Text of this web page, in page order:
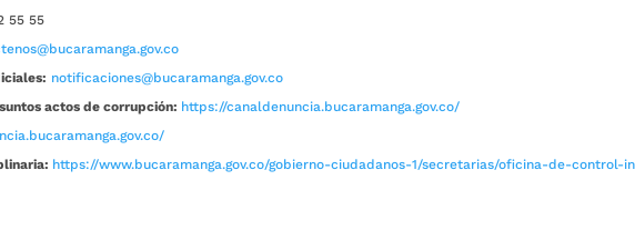
55 55
notificaciones@bucaramanga.gov.co
actos de corrupción: https://canaldenuncia.bucaramanga.gov.co/
https://www.bucaramanga.gov.co/gobierno-ciudadanos-1/secretarias/oficina-de-control-